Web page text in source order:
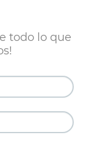
todo lo que